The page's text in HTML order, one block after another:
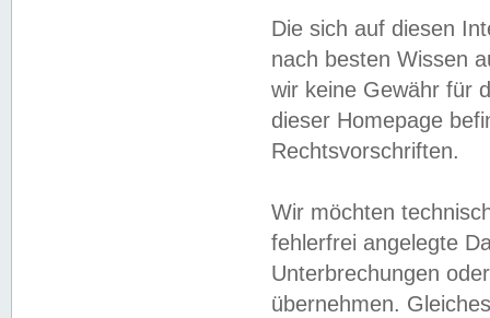
Die sich auf diesen
nach besten Wissen
wir keine Gewähr für
dieser Homepage
Rechtsvorschriften.
Wir möchten
fehlerfrei angelegte
Unterbrechungen
übernehmen.